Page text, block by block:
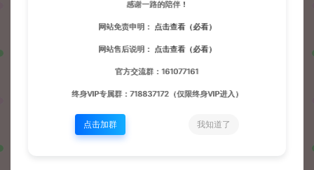
Cocos Dashboard源码打包
感谢一路的陪伴！
网站免责申明： 点击查看（必看）
网站售后说明： 点击查看（必看）
官方交流群：161077161
终身VIP专属群：718837172（仅限终身VIP进入）
点击加群 我知道了